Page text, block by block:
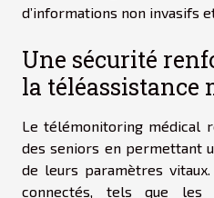
d’informations non invasifs
Une sécurité
la téléassistance
Le télémonitoring médical
des seniors en permettant
de leurs paramètres
connectés, tels que les